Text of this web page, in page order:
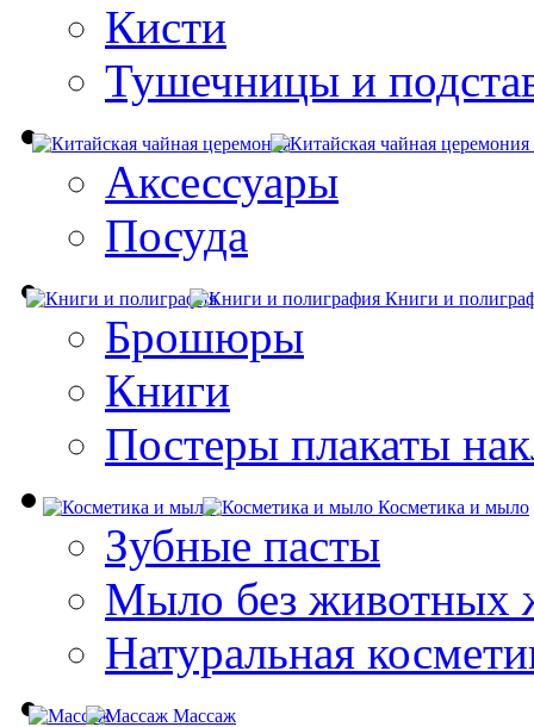
Кисти
Тушечницы и
Аксессуары
Посуда
Книги и
Брошюры
Книги
Постеры плакаты
Косметика и мыло
Зубные пасты
Мыло без животных
Натуральная
Массаж